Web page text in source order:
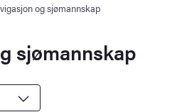
og sjømannskap
sjømannskap